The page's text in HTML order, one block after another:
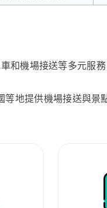
和機場接送等多元服
地提供機場接送與景